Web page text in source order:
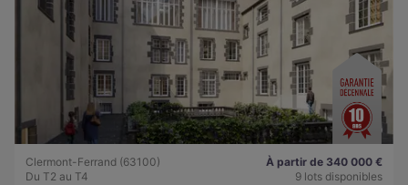
Clermont-Ferrand (63100)
Du T2 au T4
À partir de 340 000 €
9 lots disponibles